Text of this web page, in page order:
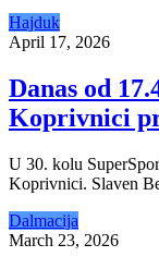
Hajduk
April 17, 2026
Danas od
Koprivnici
U 30. kolu
Koprivnici. Slaven
Dalmacija
March 23, 2026